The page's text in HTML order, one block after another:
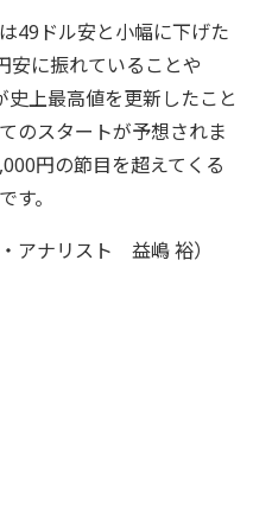
49ドル安と小幅に下げた
安に振れていることや
上最高値を更新したこと
のスタートが予想されま
円の節目を超えてくる
す。
アナリスト 益嶋 裕）